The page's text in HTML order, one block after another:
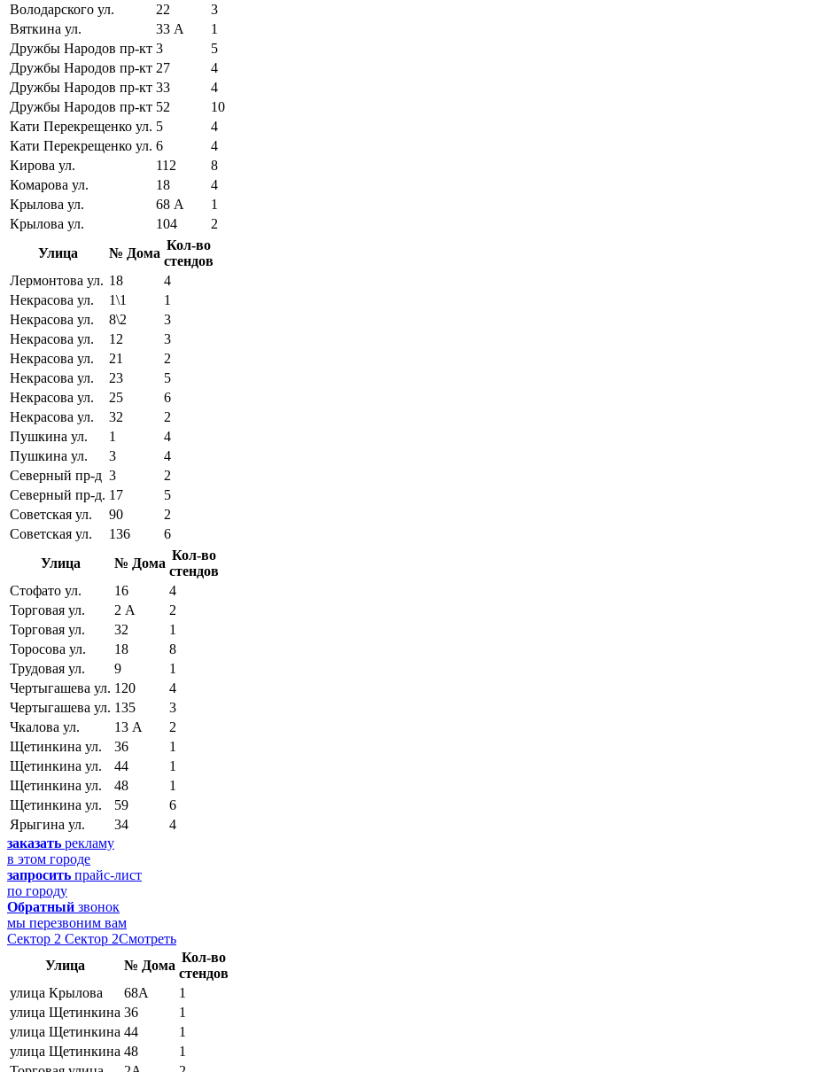
Володарского ул.
22
3
Вяткина ул.
33 А
1
Дружбы Народов пр-кт 3
5
Дружбы Народов пр-кт 27
4
Дружбы Народов пр-кт 33
4
Дружбы Народов пр-кт 52
10
Кати Перекрещенко ул. 5
4
Кати Перекрещенко ул. 6
4
Кирова ул.
112
8
Комарова ул.
18
4
Крылова ул.
68 А
1
Крылова ул.
104
2
Улица
№ Дома
Кол-во
стендов
Лермонтова ул. 18
4
Некрасова ул.
1\1
1
Некрасова ул.
8\2
3
Некрасова ул.
12
3
Некрасова ул.
21
2
Некрасова ул.
23
5
Некрасова ул.
25
6
Некрасова ул.
32
2
Пушкина ул.
1
4
Пушкина ул.
3
4
Северный пр-д 3
2
Северный пр-д. 17
5
Советская ул.
90
2
Советская ул.
136
6
Улица
№ Дома
Кол-во
стендов
Стофато ул.
16
4
Торговая ул.
2 А
2
Торговая ул.
32
1
Торосова ул.
18
8
Трудовая ул.
9
1
Чертыгашева ул. 120
4
Чертыгашева ул. 135
3
Чкалова ул.
13 А
2
Щетинкина ул.
36
1
Щетинкина ул.
44
1
Щетинкина ул.
48
1
Щетинкина ул.
59
6
Ярыгина ул.
34
4
заказать рекламу
в этом городе
запросить прайс-лист
по городу
Обратный звонок
мы перезвоним вам
Сектор 2 Сектор 2Смотреть
Улица
№ Дома
Кол-во
стендов
улица Крылова
68А
1
улица Щетинкина 36
1
улица Щетинкина 44
1
улица Щетинкина 48
1